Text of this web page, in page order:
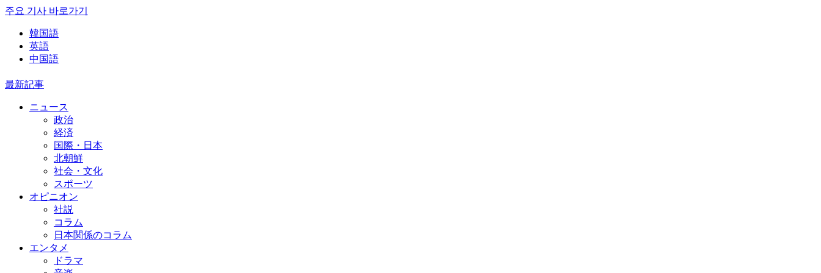
주요 기사 바로가기
韓国語
英語
中国語
最新記事
ニュース
政治
経済
国際・日本
北朝鮮
社会・文化
スポーツ
オピニオン
社説
コラム
日本関係のコラム
エンタメ
ドラマ